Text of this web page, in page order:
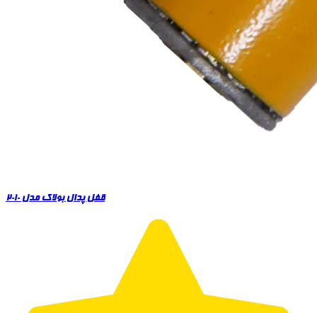
قفل پدال بولاک مدل 2010